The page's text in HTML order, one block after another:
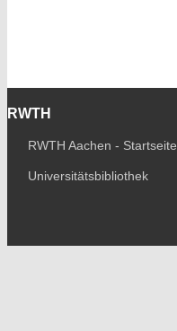
RWTH
RWTH Aachen - Startseite
Universitätsbibliothek